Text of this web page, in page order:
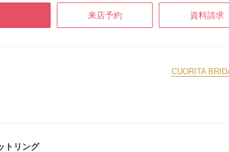
来店予約 資料請求
CUORITA
トリング